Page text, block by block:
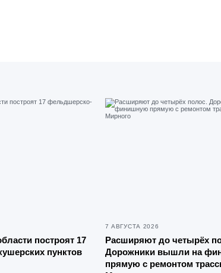
построят 17
пунктов
7 АВГУСТА 2026
Расширяют до четырёх
Дорожники вышли на
прямую с ремонтом